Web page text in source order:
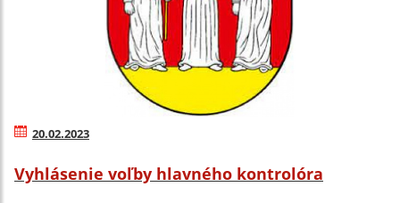
20.02.2023
Vyhlásenie voľby hlavného kontrolóra